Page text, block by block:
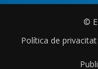
©
Política de privacitat